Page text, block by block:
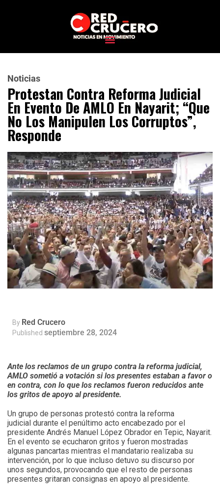
Noticias
Protestan Contra Reforma Judicial
En Evento De AMLO En Nayarit; “que
No Los Manipulen Los Corruptos”,
Responde
By Red Crucero
Published septiembre 28, 2024
Ante los reclamos de un grupo contra la reforma judicial,
AMLO sometió a votación si los presentes estaban a favor o
en contra, con lo que los reclamos fueron reducidos ante
los gritos de apoyo al presidente.
Un grupo de personas protestó contra la reforma
judicial durante el penúltimo acto encabezado por el
presidente Andrés Manuel López Obrador en Tepic, Nayarit.
En el evento se ecucharon gritos y fueron mostradas
algunas pancartas mientras el mandatario realizaba su
intervención, por lo que incluso detuvo su discurso por
unos segundos, provocando que el resto de personas
presentes gritaran consignas en apoyo al presidente.